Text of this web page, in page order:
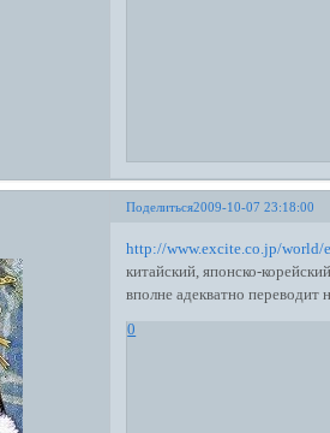
Поделиться2009-10-07 23:18:00
http://www.excite.co.jp/world/
китайский, японско-
вполне адекватно
0